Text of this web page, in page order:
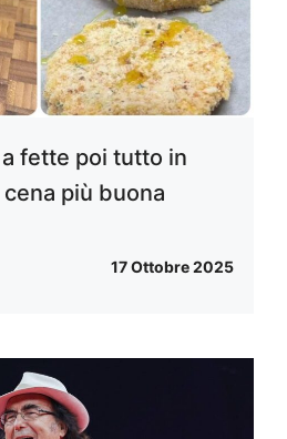
fette poi tutto in
più buona
17 Ottobre 2025